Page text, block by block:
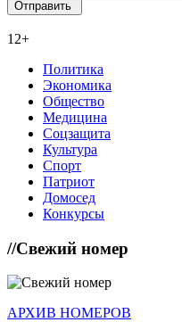
12+
Политика
Экономика
Общество
Медицина
Соцзащита
Культура
Спорт
Патриот
Домосед
Конкурсы
//Свежий номер
АРХИВ НОМЕРОВ